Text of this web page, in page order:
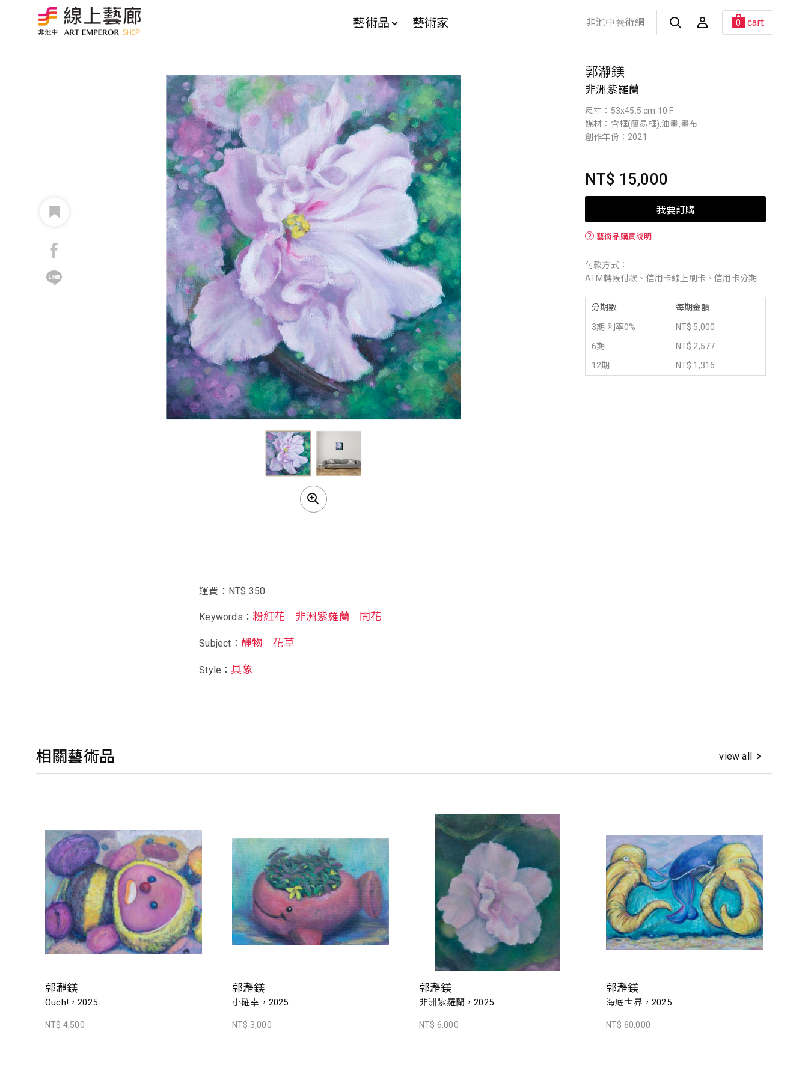
藝術品 藝術家 非池中藝術網 0 cart
郭瀞鎂
非洲紫羅蘭
尺寸：53x45.5 cm 10 F
媒材：含框(簡易框),油畫,畫布
創作年份：2021
NT$ 15,000
我要訂購
？ 藝術品購買說明
付款方式：
ATM轉帳付款、信用卡線上刷卡、信用卡分期
分期數 每期金額
3期 利率0%
NT$ 5,000
6期
NT$ 2,577
12期
NT$ 1,316
運費：NT$ 350
Keywords：粉紅花 非洲紫羅蘭 開花
Subject： 靜物 花草
Style：具象
相關藝術品 view all
郭瀞鎂
Ouch!，2025
NT$ 4,500
郭瀞鎂
小確幸，2025
NT$ 3,000
郭瀞鎂
非洲紫羅蘭，2025
NT$ 6,000
郭瀞鎂
海底世界，2025
NT$ 60,000